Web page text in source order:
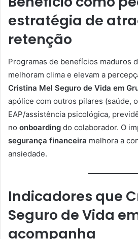
estratégia de
retenção
Programas de benefícios maduros
melhoram clima e elevam a
Cristina Mel Seguro de Vida em
apólice com outros pilares (saúde,
EAP/assistência psicológica,
no onboarding do colaborador. O
segurança financeira melhora a
ansiedade.
Indicadores que
Seguro de Vida
acompanha